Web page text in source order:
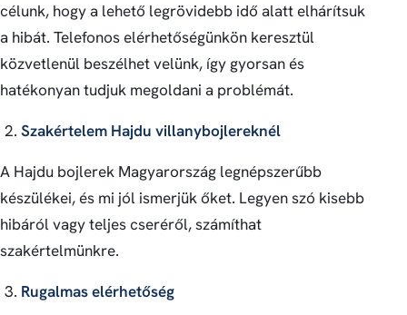
célunk, hogy a lehető legrövidebb idő alatt elhárítsuk
a hibát. Telefonos elérhetőségünkön keresztül
közvetlenül beszélhet velünk, így gyorsan és
hatékonyan tudjuk megoldani a problémát.
Szakértelem Hajdu villanybojlereknél
A Hajdu bojlerek Magyarország legnépszerűbb
készülékei, és mi jól ismerjük őket. Legyen szó kisebb
hibáról vagy teljes cseréről, számíthat
szakértelmünkre.
Rugalmas elérhetőség